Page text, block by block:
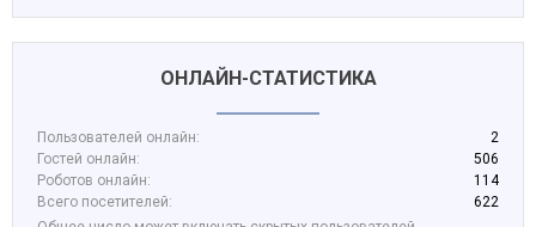
ОНЛАЙН-СТАТИСТИКА
Пользователей онлайн:
2
Гостей онлайн:
506
Роботов онлайн:
114
Всего посетителей:
622